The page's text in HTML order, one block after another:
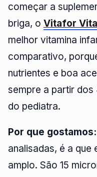
começar a
briga, o Vitafor
melhor vitamina
comparativo,
nutrientes e boa
sempre a partir
do pediatra.
Por que gostamos:
analisadas, é a que
amplo. São 15